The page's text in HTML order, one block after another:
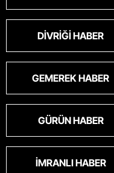
DIVRIĞI HABER
GEMEREK HABER
GÜRÜN HABER
İMRANLI HABER